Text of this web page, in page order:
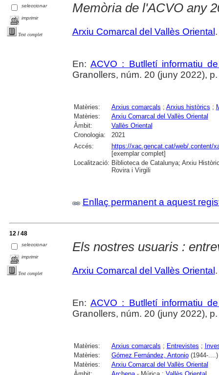
seleccionar
imprimir
Text complet
Memòria de l'ACVO any
Arxiu Comarcal del Vallès Oriental .
En: ACVO : Butlletí informatiu
Granollers, núm. 20 (juny 2022),
Matèries: Arxius comarcals ; Arxius històrics ;
Matèries:
Arxiu Comarcal del Vallès Oriental
Àmbit:
Vallès Oriental
Cronologia:
2021
Accés:
https://xac.gencat.cat/web/.content/
[exemplar complet]
Localització: Biblioteca de Catalunya; Arxiu
Rovira i Virgili
Enllaç permanent a aquest
12 / 48
seleccionar
imprimir
Text complet
Els nostres usuaris :
Arxiu Comarcal del Vallès Oriental .
En: ACVO : Butlletí informatiu
Granollers, núm. 20 (juny 2022),
Matèries: Arxius comarcals ; Entrevistes ;
Matèries:
Gómez Fernández, Antonio(1944-....)
Matèries:
Arxiu Comarcal del Vallès Oriental